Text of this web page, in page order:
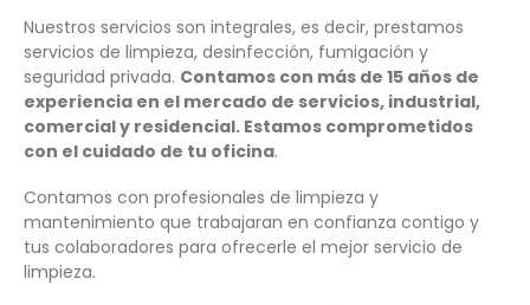
Nuestros servicios son integrales, es decir, prestamos
servicios de limpieza, desinfección, fumigación y
seguridad privada. Contamos con más de 15 años de
experiencia en el mercado de servicios, industrial,
comercial y residencial. Estamos comprometidos
con el cuidado de tu oficina.
Contamos con profesionales de limpieza y
mantenimiento que trabajaran en confianza contigo y
tus colaboradores para ofrecerle el mejor servicio de
limpieza.